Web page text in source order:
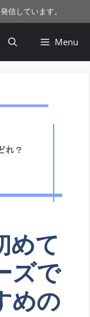
信しています。
Menu
めて
ズで
めの